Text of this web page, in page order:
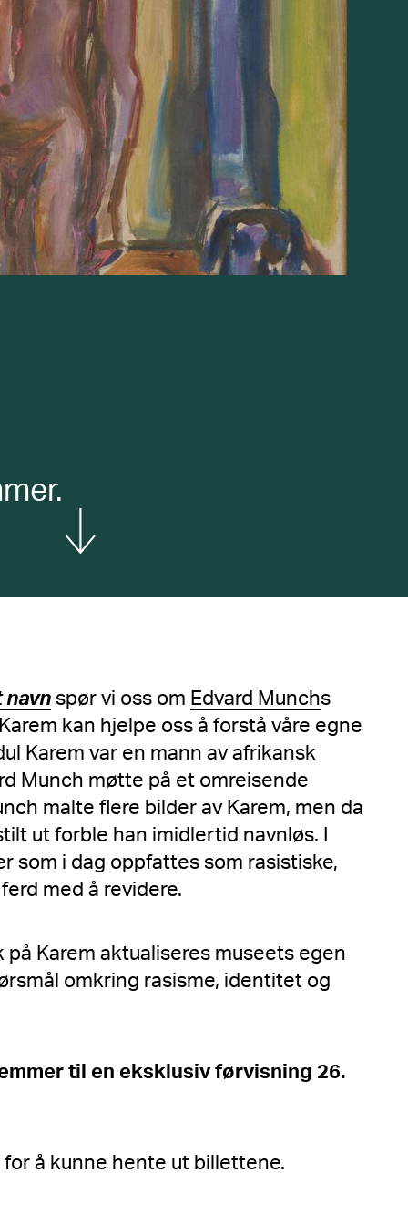
Vis mer
navn spør vi oss om Edvard Munchs
kan hjelpe oss å forstå våre egne
Karem var en mann av afrikansk
Munch møtte på et omreisende
malte flere bilder av Karem, men da
ut forble han imidlertid navnløs. I
som i dag oppfattes som rasistiske,
med å revidere.
Karem aktualiseres museets egen
omkring rasisme, identitet og
til en eksklusiv førvisning 26.
å kunne hente ut billettene.